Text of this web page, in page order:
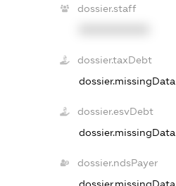
dossier.staff
dossier.taxDebt
dossier.missingData
dossier.esvDebt
dossier.missingData
dossier.ndsPayer